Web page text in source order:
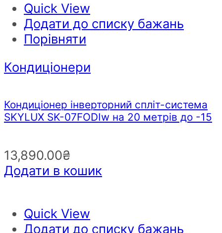
Quick View
Додати до списку бажань
Порівняти
Кондиціонери
Кондиціонер інверторний спліт-система
SKYLUX SK-07FODIw на 20 метрів до -15
13,890.00₴
Додати в кошик
Quick View
Додати до списку бажань